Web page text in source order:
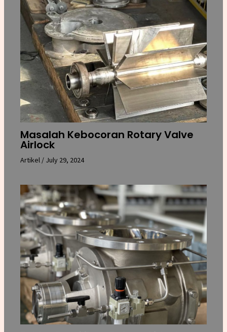
Masalah Kebocoran Rotary Valve
Airlock
Artikel/ July 29, 2024